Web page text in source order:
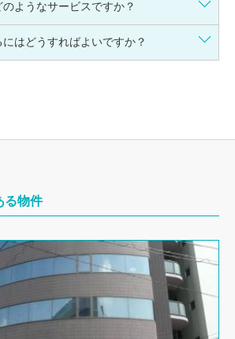
ようなサービスですか？
はどうすればよいですか？
る物件